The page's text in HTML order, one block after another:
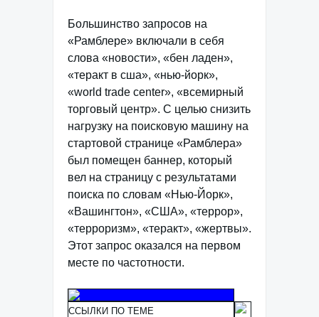
Большинство запросов на
«Рамблере» включали в себя
слова «новости», «бен ладен»,
«теракт в сша», «нью-йорк»,
«world trade center», «всемирный
торговый центр». С целью снизить
нагрузку на поисковую машину на
стартовой странице «Рамблера»
был помещен баннер, который
вел на страницу с результатами
поиска по словам «Нью-Йорк»,
«Вашингтон», «США», «террор»,
«терроризм», «теракт», «жертвы».
Этот запрос оказался на первом
месте по частотности.
ССЫЛКИ ПО ТЕМЕ